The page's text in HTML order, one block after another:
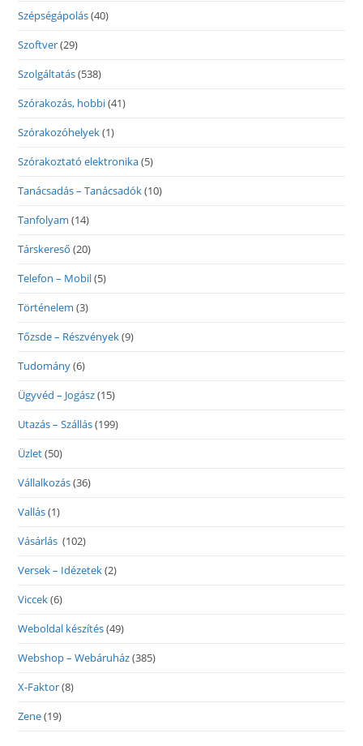
Szépségápolás(40)
Szoftver(29)
Szolgáltatás(538)
Szórakozás, hobbi(41)
Szórakozóhelyek(1)
Szórakoztató elektronika(5)
Tanácsadás – Tanácsadók(10)
Tanfolyam (14)
Társkereső (20)
Telefon – Mobil(5)
Történelem (3)
Tőzsde – Részvények(9)
Tudomány(6)
Ügyvéd – Jogász(15)
Utazás – Szállás(199)
Üzlet(50)
Vállalkozás(36)
Vallás(1)
Vásárlás (102)
Versek – Idézetek(2)
Viccek(6)
Weboldal készítés(49)
Webshop – Webáruház(385)
X-Faktor(8)
Zene(19)